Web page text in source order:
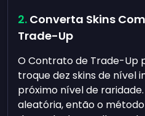
Converta Skins
Trade-Up
O Contrato de Trade-Up
troque dez skins de nível
próximo nível de raridade.
aleatória, então o